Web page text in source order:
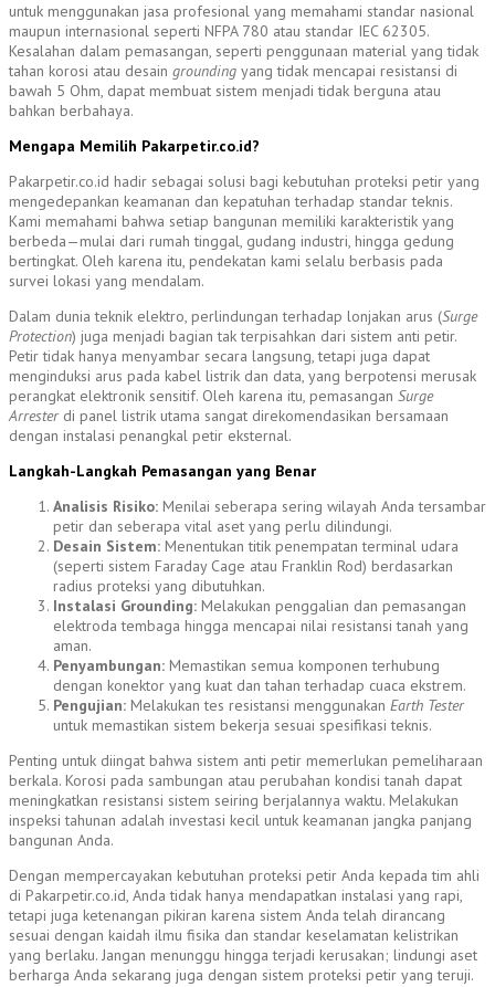
untuk menggunakan jasa profesional yang memahami standar nasional
maupun internasional seperti NFPA 780 atau standar IEC 62305.
Kesalahan dalam pemasangan, seperti penggunaan material yang tidak
tahan korosi atau desain grounding yang tidak mencapai resistansi di
bawah 5 Ohm, dapat membuat sistem menjadi tidak berguna atau
bahkan berbahaya.
Mengapa Memilih Pakarpetir.co.id?
Pakarpetir.co.id hadir sebagai solusi bagi kebutuhan proteksi petir yang
mengedepankan keamanan dan kepatuhan terhadap standar teknis.
Kami memahami bahwa setiap bangunan memiliki karakteristik yang
berbeda—mulai dari rumah tinggal, gudang industri, hingga gedung
bertingkat. Oleh karena itu, pendekatan kami selalu berbasis pada
survei lokasi yang mendalam.
Dalam dunia teknik elektro, perlindungan terhadap lonjakan arus (Surge
Protection) juga menjadi bagian tak terpisahkan dari sistem anti petir.
Petir tidak hanya menyambar secara langsung, tetapi juga dapat
menginduksi arus pada kabel listrik dan data, yang berpotensi merusak
perangkat elektronik sensitif. Oleh karena itu, pemasangan Surge
Arresterdi panel listrik utama sangat direkomendasikan bersamaan
dengan instalasi penangkal petir eksternal.
Langkah-Langkah Pemasangan yang Benar
Analisis Risiko: Menilai seberapa sering wilayah Anda tersambar
petir dan seberapa vital aset yang perlu dilindungi.
Desain Sistem: Menentukan titik penempatan terminal udara
(seperti sistem Faraday Cage atau Franklin Rod) berdasarkan
radius proteksi yang dibutuhkan.
Instalasi Grounding: Melakukan penggalian dan pemasangan
elektroda tembaga hingga mencapai nilai resistansi tanah yang
aman.
Penyambungan: Memastikan semua komponen terhubung
dengan konektor yang kuat dan tahan terhadap cuaca ekstrem.
Pengujian: Melakukan tes resistansi menggunakan Earth Tester
untuk memastikan sistem bekerja sesuai spesifikasi teknis.
Penting untuk diingat bahwa sistem anti petir memerlukan pemeliharaan
berkala. Korosi pada sambungan atau perubahan kondisi tanah dapat
meningkatkan resistansi sistem seiring berjalannya waktu. Melakukan
inspeksi tahunan adalah investasi kecil untuk keamanan jangka panjang
bangunan Anda.
Dengan mempercayakan kebutuhan proteksi petir Anda kepada tim ahli
di Pakarpetir.co.id, Anda tidak hanya mendapatkan instalasi yang rapi,
tetapi juga ketenangan pikiran karena sistem Anda telah dirancang
sesuai dengan kaidah ilmu fisika dan standar keselamatan kelistrikan
yang berlaku. Jangan menunggu hingga terjadi kerusakan; lindungi aset
berharga Anda sekarang juga dengan sistem proteksi petir yang teruji.